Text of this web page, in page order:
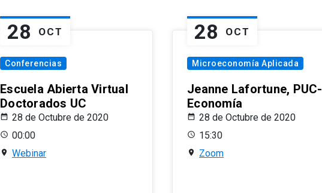
28 OCT
Conferencias
Escuela Abierta Virtual
Doctorados UC
28 de Octubre de 2020
00:00
Webinar
28 OCT
Microeconomía Aplicada
Jeanne Lafortune, PUC-
Economía
28 de Octubre de 2020
15:30
Zoom